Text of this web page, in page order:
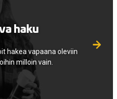
haku
hakea vapaana oleviin
milloin vain.